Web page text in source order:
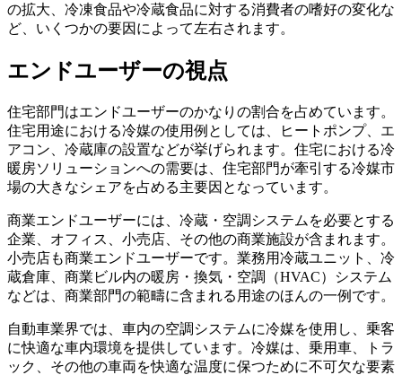
の拡大、冷凍食品や冷蔵食品に対する消費者の嗜好の変化な
ど、いくつかの要因によって左右されます。
エンドユーザーの視点
住宅部門はエンドユーザーのかなりの割合を占めています。
住宅用途における冷媒の使用例としては、ヒートポンプ、エ
アコン、冷蔵庫の設置などが挙げられます。住宅における冷
暖房ソリューションへの需要は、住宅部門が牽引する冷媒市
場の大きなシェアを占める主要因となっています。
商業エンドユーザーには、冷蔵・空調システムを必要とする
企業、オフィス、小売店、その他の商業施設が含まれます。
小売店も商業エンドユーザーです。業務用冷蔵ユニット、冷
蔵倉庫、商業ビル内の暖房・換気・空調（HVAC）システム
などは、商業部門の範疇に含まれる用途のほんの一例です。
自動車業界では、車内の空調システムに冷媒を使用し、乗客
に快適な車内環境を提供しています。冷媒は、乗用車、トラ
ック、その他の車両を快適な温度に保つために不可欠な要素